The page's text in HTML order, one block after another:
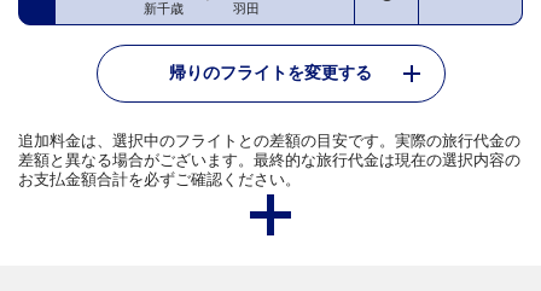
新千歳 羽田
帰りのフライトを変更する
追加料金は、選択中のフライトとの差額の目安です。実際の旅行代金の
差額と異なる場合がございます。最終的な旅行代金は現在の選択内容の
お支払金額合計を必ずご確認ください。